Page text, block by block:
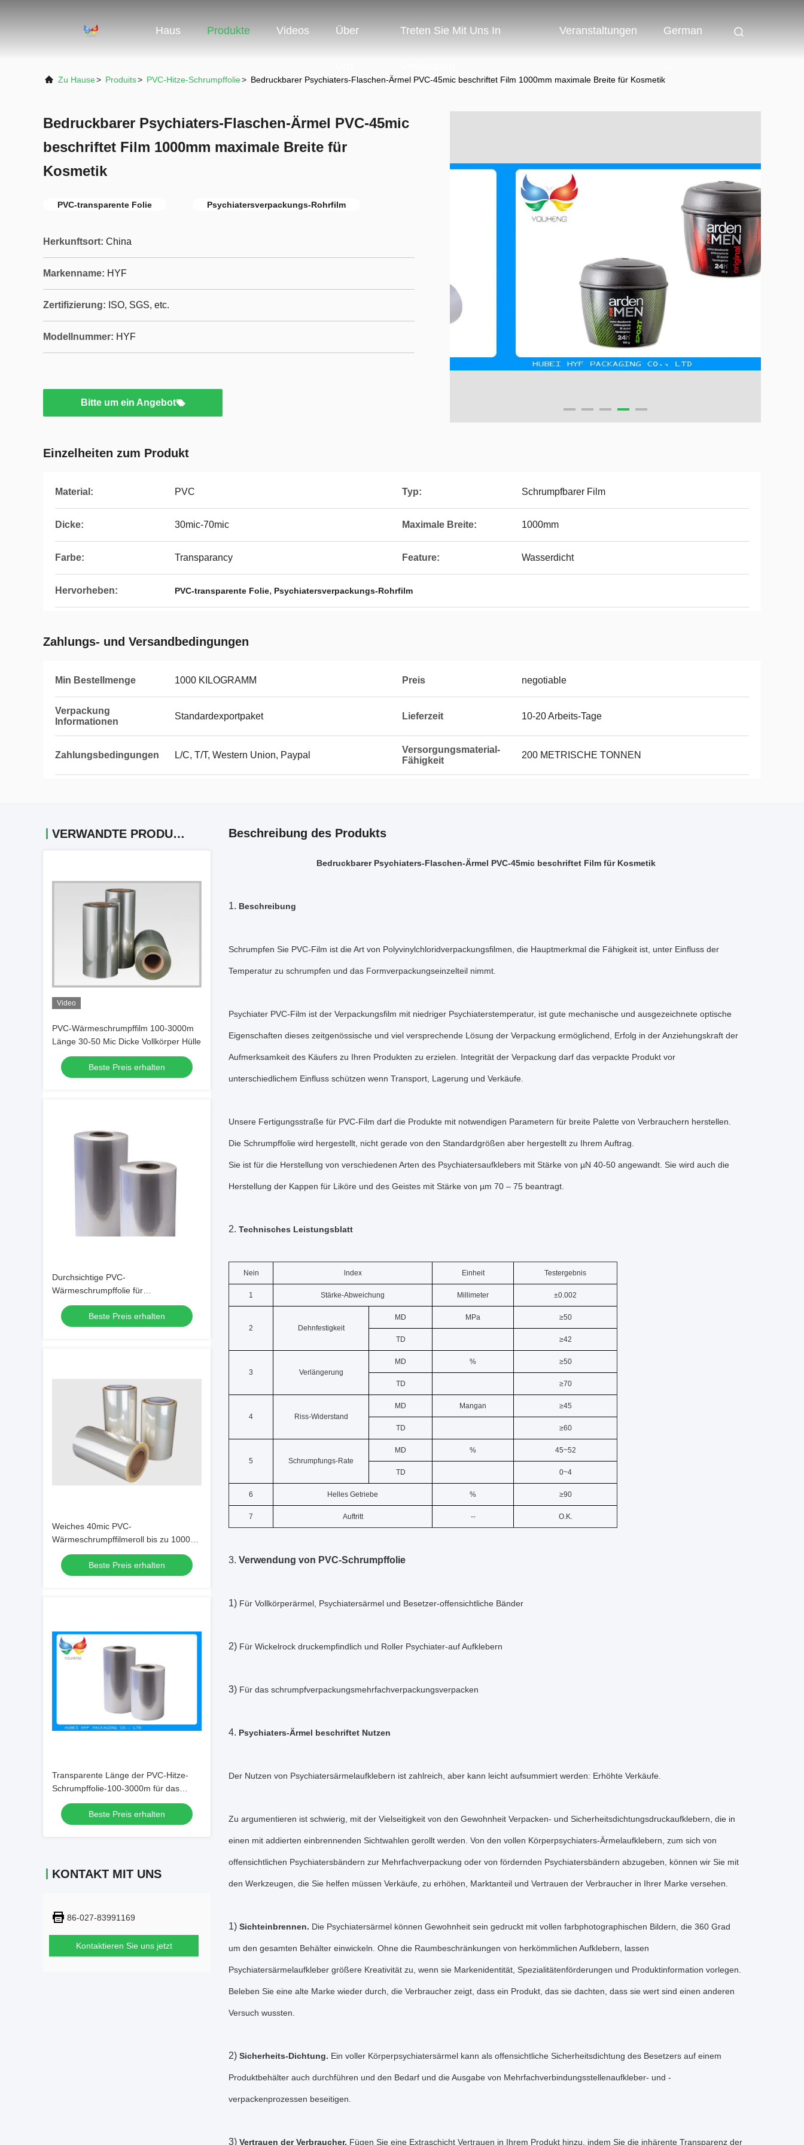
Haus Produkte Videos Über Treten Sie Mit Uns In Veranstaltungen German
Zu Hause> Produits> PVC-Hitze-Schrumpffolie> Bedruckbarer Psychiaters-Flaschen-Ärmel PVC-45mic beschriftet Film 1000mm maximale Breite für Kosmetik
Bedruckbarer Psychiaters-Flaschen-Ärmel PVC-45mic
beschriftet Film 1000mm maximale Breite für
Kosmetik
PVC-transparente Folie Psychiatersverpackungs-Rohrfilm
Herkunftsort: China
Markenname: HYF
Zertifizierung: ISO, SGS, etc.
Modellnummer: HYF
Bitte um ein Angebot
Einzelheiten zum Produkt
Material: PVC Typ: Schrumpfbarer Film
Dicke: 30mic-70mic Maximale Breite: 1000mm
Farbe: Transparancy Feature: Wasserdicht
Hervorheben: PVC-transparente Folie, Psychiatersverpackungs-Rohrfilm
Zahlungs- und Versandbedingungen
Min Bestellmenge 1000 KILOGRAMM Preis negotiable
Verpackung
Informationen
Standardexportpaket Lieferzeit 10-20 Arbeits-Tage
Zahlungsbedingungen L/C, T/T, Western Union, Paypal
Versorgungsmaterial-
Fähigkeit
200 METRISCHE TONNEN
VERWANDTE PRODUKTE
Video
PVC-Wärmeschrumpffilm 100-3000m
Länge 30-50 Mic Dicke Vollkörper Hülle
Beste Preis erhalten
Durchsichtige PVC-
Wärmeschrumpffolie für
Getränkeflaschen 30 Mic 40 Mic 50 Mic
PVC-SchrumpffolieBeste Preis erhalten
Weiches 40mic PVC-
Wärmeschrumpffilmeroll bis zu 1000
mm Breite für den Etikettendruck
Beste Preis erhalten
Transparente Länge der PVC-Hitze-
Schrumpffolie-100-3000m für das
Verpacken
Beste Preis erhalten
KONTAKT MIT UNS
86-027-83991169
Kontaktieren Sie uns jetzt
Beschreibung des Produkts
Bedruckbarer Psychiaters-Flaschen-Ärmel PVC-45mic beschriftet Film für Kosmetik
1. Beschreibung
Schrumpfen Sie PVC-Film ist die Art von Polyvinylchloridverpackungsfilmen, die Hauptmerkmal die Fähigkeit ist, unter Einfluss der
Temperatur zu schrumpfen und das Formverpackungseinzelteil nimmt.
Psychiater PVC-Film ist der Verpackungsfilm mit niedriger Psychiaterstemperatur, ist gute mechanische und ausgezeichnete optische
Eigenschaften dieses zeitgenössische und viel versprechende Lösung der Verpackung ermöglichend, Erfolg in der Anziehungskraft der
Aufmerksamkeit des Käufers zu Ihren Produkten zu erzielen. Integrität der Verpackung darf das verpackte Produkt vor
unterschiedlichem Einfluss schützen wenn Transport, Lagerung und Verkäufe.
Unsere Fertigungsstraße für PVC-Film darf die Produkte mit notwendigen Parametern für breite Palette von Verbrauchern herstellen.
Die Schrumpffolie wird hergestellt, nicht gerade von den Standardgrößen aber hergestellt zu Ihrem Auftrag.
Sie ist für die Herstellung von verschiedenen Arten des Psychiatersaufklebers mit Stärke von µN 40-50 angewandt. Sie wird auch die
Herstellung der Kappen für Liköre und des Geistes mit Stärke von µm 70 – 75 beantragt.
2. Technisches Leistungsblatt
Nein lndex Einheit Testergebnis
1 Stärke-Abweichung Millimeter ±0.002
2 Dehnfestigkeit
MD MPa ≥50
TD ≥42
3 Verlängerung
MD % ≥50
TD ≥70
4 Riss-Widerstand
MD Mangan ≥45
TD ≥60
5 Schrumpfungs-Rate
MD % 45~52
TD 0~4
6 Helles Getriebe % ≥90
7 Auftritt -- O.K.
3. Verwendung von PVC-Schrumpffolie
1) Für Vollkörperärmel, Psychiatersärmel und Besetzer-offensichtliche Bänder
2) Für Wickelrock druckempfindlich und Roller Psychiater-auf Aufklebern
3) Für das schrumpfverpackungsmehrfachverpackungsverpacken
4. Psychiaters-Ärmel beschriftet Nutzen
Der Nutzen von Psychiatersärmelaufklebern ist zahlreich, aber kann leicht aufsummiert werden: Erhöhte Verkäufe.
Zu argumentieren ist schwierig, mit der Vielseitigkeit von den Gewohnheit Verpacken- und Sicherheitsdichtungsdruckaufklebern, die in
einen mit addierten einbrennenden Sichtwahlen gerollt werden. Von den vollen Körperpsychiaters-Ärmelaufklebern, zum sich von
offensichtlichen Psychiatersbändern zur Mehrfachverpackung oder von fördernden Psychiatersbändern abzugeben, können wir Sie mit
den Werkzeugen, die Sie helfen müssen Verkäufe, zu erhöhen, Marktanteil und Vertrauen der Verbraucher in Ihrer Marke versehen.
1) Sichteinbrennen. Die Psychiatersärmel können Gewohnheit sein gedruckt mit vollen farbphotographischen Bildern, die 360 Grad
um den gesamten Behälter einwickeln. Ohne die Raumbeschränkungen von herkömmlichen Aufklebern, lassen
Psychiatersärmelaufkleber größere Kreativität zu, wenn sie Markenidentität, Spezialitätenförderungen und Produktinformation vorlegen.
Beleben Sie eine alte Marke wieder durch, die Verbraucher zeigt, dass ein Produkt, das sie dachten, dass sie wert sind einen anderen
Versuch wussten.
2) Sicherheits-Dichtung. Ein voller Körperpsychiatersärmel kann als offensichtliche Sicherheitsdichtung des Besetzers auf einem
Produktbehälter auch durchführen und den Bedarf und die Ausgabe von Mehrfachverbindungsstellenaufkleber- und -
verpackenprozessen beseitigen.
3) Vertrauen der Verbraucher. Fügen Sie eine Extraschicht Vertrauen in Ihrem Produkt hinzu, indem Sie die inhärente Transparenz der